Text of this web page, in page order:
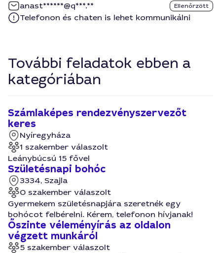
anast******@q***.** Ellenőrzött
Telefonon és chaten is lehet kommunikálni
További feladatok ebben a
kategóriában
Számlaképes rendezvényszervezőt
keres
Nyíregyháza
1 szakember válaszolt
Leánybúcsú 15 fővel
Születésnapi bohóc
3334, Szajla
0 szakember válaszolt
Gyermekem születésnapjára szeretnék egy
bohócot felbérelni. Kérem, telefonon hívjanak!
Őszinte véleményírás az oldalon
végzett munkáról
5 szakember válaszolt